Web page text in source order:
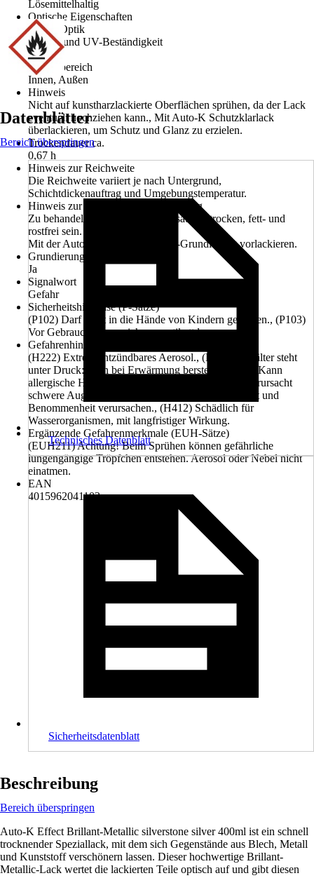
Lösemittelhaltig
Optische Eigenschaften
Metall-Optik
Wetter- und UV-Beständigkeit
Ja
Einsatzbereich
Innen, Außen
Hinweis
Nicht auf kunstharzlackierte Oberflächen sprühen, da der Lack
eventuell hochziehen kann., Mit Auto-K Schutzklarlack
überlackieren, um Schutz und Glanz zu erzielen.
Trockendauer ca.
0,67 h
Hinweis zur Reichweite
Die Reichweite variiert je nach Untergrund,
Schichtdickenauftrag und Umgebungstemperatur.
Hinweis zur Untergrundvorbehandlung
Zu behandelnde Flächen müssen sauber, trocken, fett- und
rostfrei sein.
Mit der Auto-K Korrosionsschutz-Grundierung vorlackieren.
Grundierung empfohlen
Ja
Signalwort
Gefahr
Sicherheitshinweise (P-Sätze)
(P102) Darf nicht in die Hände von Kindern gelangen., (P103)
Vor Gebrauch Kennzeichnungsetikett lesen.
Gefahrenhinweise (H-Sätze)
(H222) Extrem entzündbares Aerosol., (H229) Behälter steht
unter Druck: kann bei Erwärmung bersten., (H317) Kann
allergische Hautreaktionen verursachen., (H318) Verursacht
schwere Augenschäden., (H336) Kann Schläfrigkeit und
Benommenheit verursachen., (H412) Schädlich für
Wasserorganismen, mit langfristiger Wirkung.
Ergänzende Gefahrenmerkmale (EUH-Sätze)
(EUH211) Achtung! Beim Sprühen können gefährliche
lungengängige Tröpfchen entstehen. Aerosol oder Nebel nicht
einatmen.
EAN
4015962041103
Datenblätter
Bereich überspringen
Technisches Datenblatt
Sicherheitsdatenblatt
Beschreibung
Bereich überspringen
Auto-K Effect Brillant-Metallic silverstone silver 400ml ist ein schnell
trocknender Speziallack, mit dem sich Gegenstände aus Blech, Metall
und Kunststoff verschönern lassen. Dieser hochwertige Brillant-
Metallic-Lack wertet die lackierten Teile optisch auf und gibt diesen